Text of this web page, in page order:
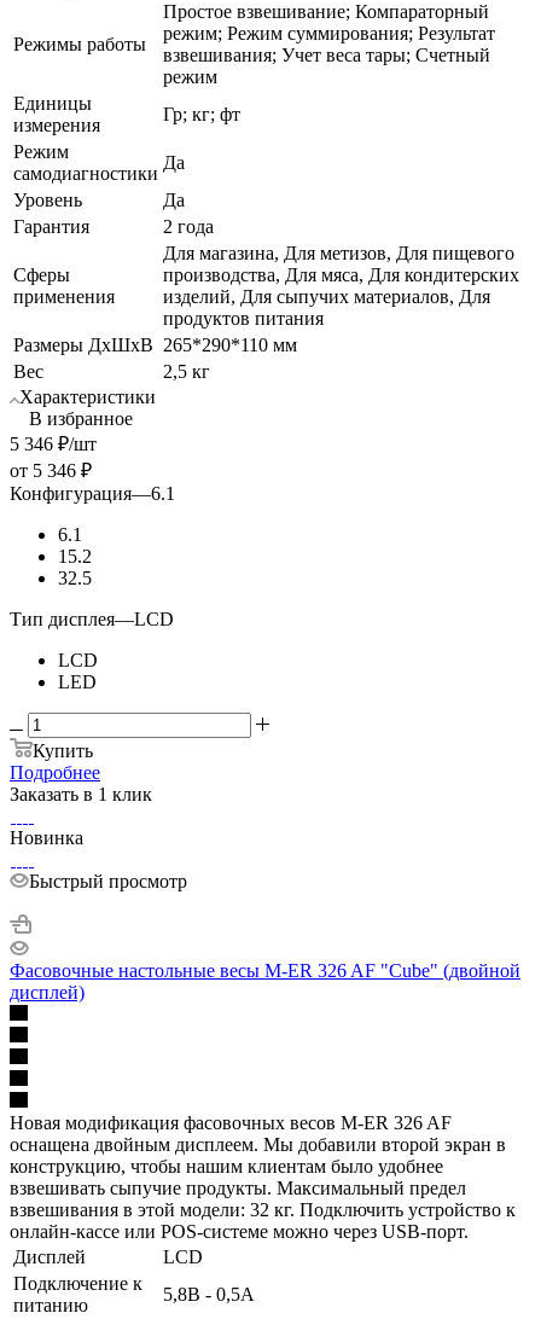
Режимы работы
Простое взвешивание; Компараторный
режим; Режим суммирования; Результат
взвешивания; Учет веса тары; Счетный
режим
Единицы
измерения
Гр; кг; фт
Режим
самодиагностики
Да
Уровень
Да
Гарантия
2 года
Сферы
применения
Для магазина, Для метизов, Для пищевого
производства, Для мяса, Для кондитерских
изделий, Для сыпучих материалов, Для
продуктов питания
Размеры ДхШхВ 265*290*110 мм
Вес
2,5 кг
Характеристики
В избранное
5 346 ₽/шт
от 5 346 ₽
Конфигурация—6.1
6.1
15.2
32.5
Тип дисплея—LCD
LCD
LED
Купить
Подробнее
Заказать в 1 клик
Новинка
Быстрый просмотр
Фасовочные настольные весы M-ER 326 AF "Cube" (двойной
дисплей)
Новая модификация фасовочных весов M-ER 326 AF
оснащена двойным дисплеем. Мы добавили второй экран в
конструкцию, чтобы нашим клиентам было удобнее
взвешивать сыпучие продукты. Максимальный предел
взвешивания в этой модели: 32 кг. Подключить устройство к
онлайн-кассе или POS-системе можно через USB-порт.
Дисплей
LCD
Подключение к
питанию
5,8В - 0,5А